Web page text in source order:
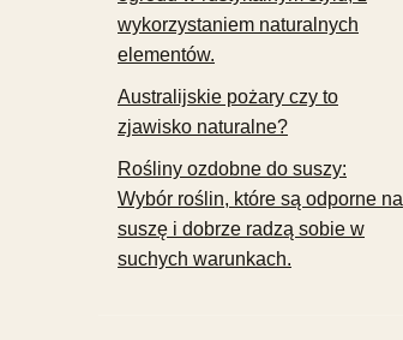
wykorzystaniem naturalnych
elementów.
Australijskie pożary czy to
zjawisko naturalne?
Rośliny ozdobne do suszy:
Wybór roślin, które są odporne na
suszę i dobrze radzą sobie w
suchych warunkach.